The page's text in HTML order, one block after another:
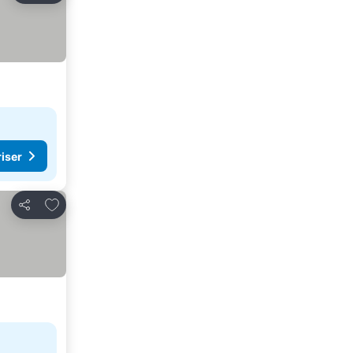
Del
Legg til i favoritter